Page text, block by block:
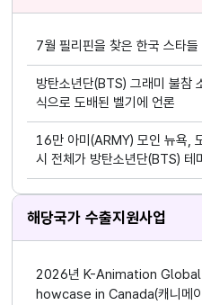
7월 필리핀을 찾은 한국 스타들
방탄소년단(BTS) 그래미 불참
식으로 도배된 벨기에 언론
16만 아미(ARMY) 모인 뉴욕,
시 전체가 방탄소년단(BTS) 테
파크가 됐다.
해당국가 수출지원사업
2026년 K-Animation Global
howcase in Canada(캐니메